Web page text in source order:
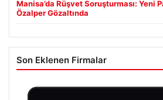
Manisa’da Rüşvet Soruşturması: Yeni
Özalper Gözaltında
Son Eklenen Firmalar